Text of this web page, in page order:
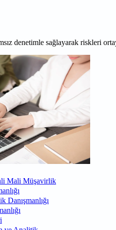
denetimle sağlayarak riskleri
Mali Müşavirlik
Danışmanlığı